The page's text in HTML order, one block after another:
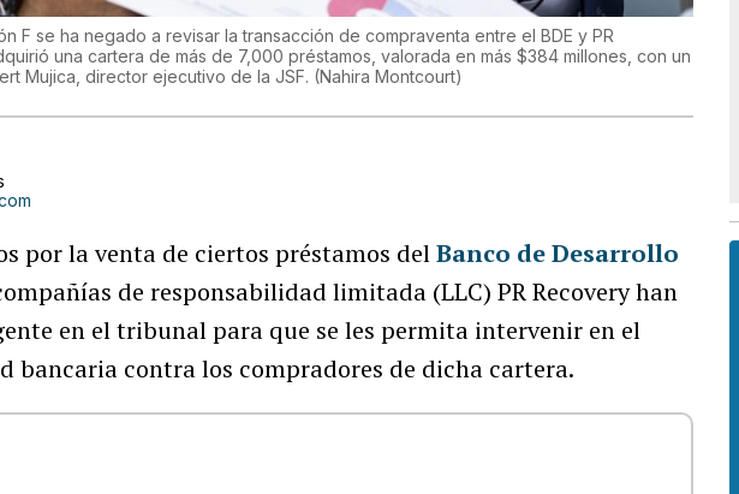
F se ha negado a revisar la transacción de compraventa entre el BDE y PR
una cartera de más de 7,000 préstamos, valorada en más $384 millones, con un
Mujica, director ejecutivo de la JSF. (Nahira Montcourt)
por la venta de ciertos préstamos delBanco de Desarrollo
de responsabilidad limitada (LLC) PR Recovery han
en el tribunal para que se les permita intervenir en el
bancaria contra los compradores de dicha cartera.